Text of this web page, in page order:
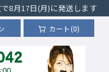
8月17日(月)に発送します
カート(0)